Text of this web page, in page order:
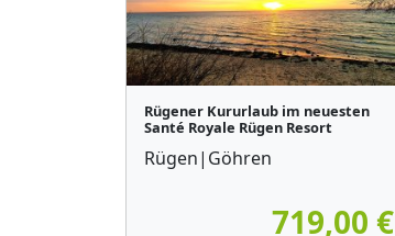
Rügener Kururlaub im neuesten
Santé Royale Rügen Resort
Rügen|Göhren
719,00 €